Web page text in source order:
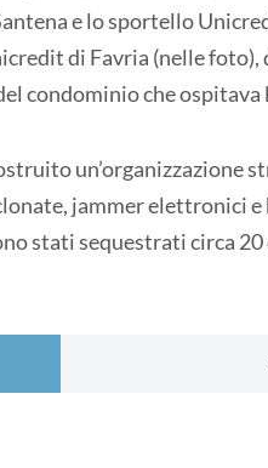
e lo sportello
di Favria (nelle foto),
condominio che ospitava
un’organizzazione
jammer elettronici
stati sequestrati circa